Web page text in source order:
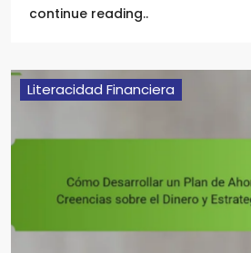
continue reading..
Literacidad Financiera